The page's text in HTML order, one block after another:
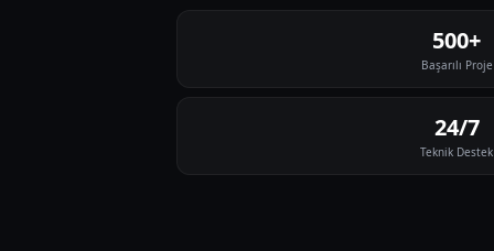
500+
Başarılı Proje
24/7
Teknik Destek